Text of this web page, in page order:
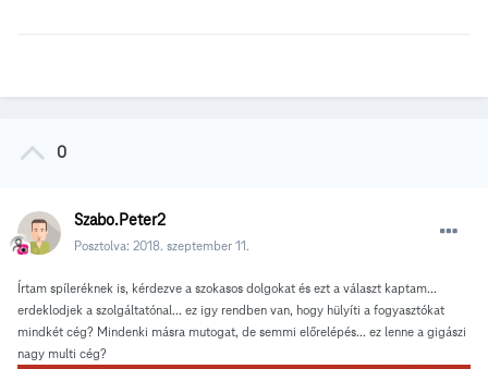
0
Szabo.Peter2
Posztolva: 2018. szeptember 11.
Írtam spíleréknek is, kérdezve a szokasos dolgokat és ezt a választ kaptam...
erdeklodjek a szolgáltatónal... ez igy rendben van, hogy hülyíti a fogyasztókat
mindkét cég? Mindenki másra mutogat, de semmi előrelépés... ez lenne a gigászi
nagy multi cég?